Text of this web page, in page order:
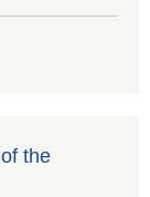
of the